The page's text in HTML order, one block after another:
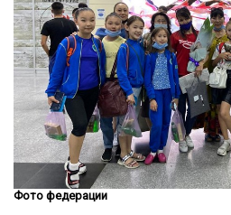
Фото федерации